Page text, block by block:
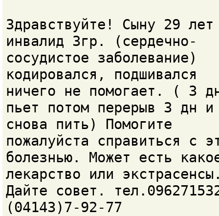
Здравствуйте! Сыну 29 лет
инвалид 3гр. (сердечно-
сосудистое заболевание)
кодировался, подшивался
ничего не помогает. ( 3
пьет потом перерыв 3 дн и
снова пить) Помогите
пожалуйста справиться с
болезнью. Может есть
лекарство или
Дайте совет.
(04143)7-92-77